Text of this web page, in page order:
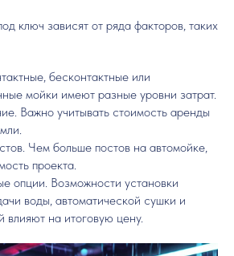
ключ зависят от ряда факторов, таких
бесконтактные или
мойки имеют разные уровни затрат.
Важно учитывать стоимость аренды
Чем больше постов на автомойке,
проекта.
опции. Возможности установки
воды, автоматической сушки и
влияют на итоговую цену.